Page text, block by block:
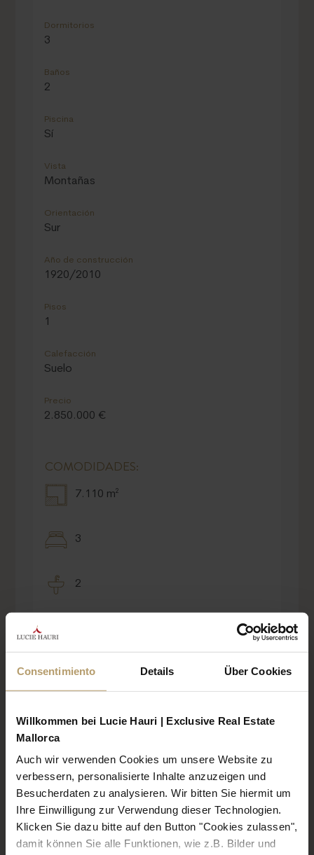
Consentimiento Details Über Cookies
Willkommen bei Lucie Hauri | Exclusive Real Estate
Mallorca
Auch wir verwenden Cookies um unsere Website zu
verbessern, personalisierte Inhalte anzuzeigen und
Besucherdaten zu analysieren. Wir bitten Sie hiermit um
Ihre Einwilligung zur Verwendung dieser Technologien.
Klicken Sie dazu bitte auf den Button "Cookies zulassen",
damit können Sie alle Funktionen, wie z.B. Bilder und
Dormitorios
3
Baños
2
Piscina
Sí
Vista
Montañas
Orientación
Sur
Año de construcción
1920/2010
Pisos
1
Calefacción
Suelo
Precio
2.850.000 €
COMODIDADES:
7.110 m²
3
2
C